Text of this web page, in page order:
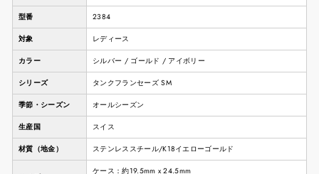
型番 2384
対象 レディース
カラー シルバー / ゴールド / アイボリー
シリーズ タンクフランセーズ SM
季節・シーズン オールシーズン
生産国 スイス
材質（地金） ステンレススチール/K18イエローゴールド
ケース：約19.5mm x 24.5mm